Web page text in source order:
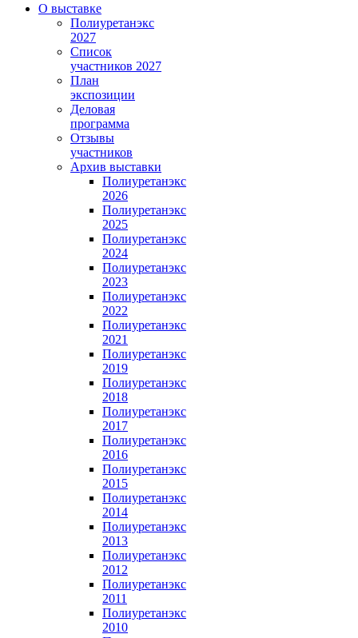
О выставке
Полиуретанэкс
2027
Список
участников 2027
План
экспозиции
Деловая
программа
Отзывы
участников
Архив выставки
Полиуретанэкс
2026
Полиуретанэкс
2025
Полиуретанэкс
2024
Полиуретанэкс
2023
Полиуретанэкс
2022
Полиуретанэкс
2021
Полиуретанэкс
2019
Полиуретанэкс
2018
Полиуретанэкс
2017
Полиуретанэкс
2016
Полиуретанэкс
2015
Полиуретанэкс
2014
Полиуретанэкс
2013
Полиуретанэкс
2012
Полиуретанэкс
2011
Полиуретанэкс
2010